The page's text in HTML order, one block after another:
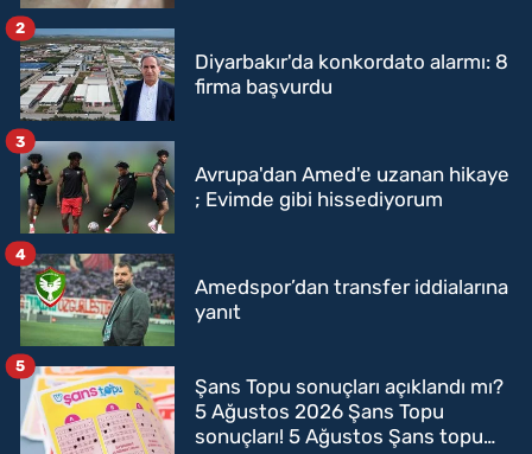
Diyarbakır'da konkordato alarmı: 8
firma başvurdu
2
Avrupa'dan Amed'e uzanan hikaye
; Evimde gibi hissediyorum
3
Amedspor’dan transfer iddialarına
yanıt
4
Şans Topu sonuçları açıklandı mı?
5 Ağustos 2026 Şans Topu
sonuçları! 5 Ağustos Şans topu
5